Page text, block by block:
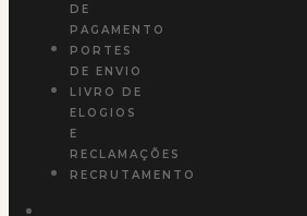
DE
PAGAMENTO
PORTES
DE ENVIO
LIVRO DE
ELOGIOS
E
RECLAMAÇÕES
RECRUTAMENTO